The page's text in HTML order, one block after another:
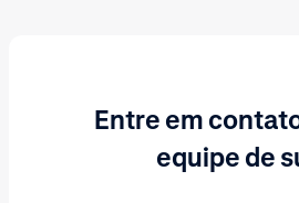
Entre em
equipe de